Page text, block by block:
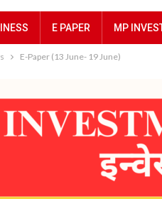
E PAPER MP
E-Paper (13 June- 19 June)